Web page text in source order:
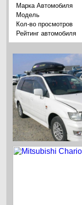
Марка Автомобиля
Модель
Кол-во просмотров
Рейтинг автомобиля